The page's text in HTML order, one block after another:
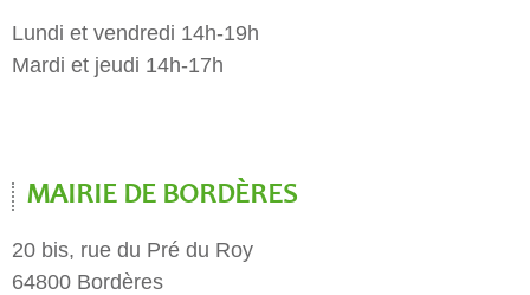
Lundi et vendredi 14h-19h
Mardi et jeudi 14h-17h
MAIRIE DE BORDÈRES
20 bis, rue du Pré du Roy
64800 Bordères